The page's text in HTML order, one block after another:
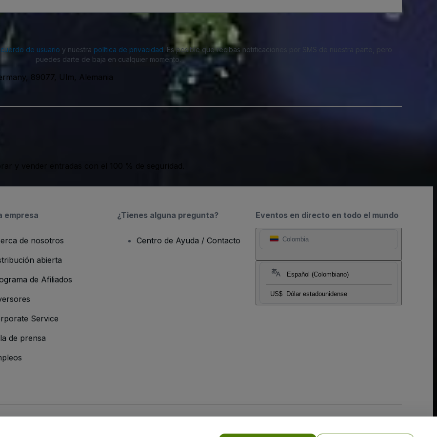
de usuario y nuestra política de privacidad. Es posible que recibas notificaciones por SMS de nuestra parte, pero
puedes darte de baja en cualquier momento.
89077, Ulm, Alemania
y vender entradas con el 100 % de seguridad.
Eventos en directo en todo el mundo
Colombia
Español (Colombiano)
US$ Dólar estadounidense
empresa
de nosotros
abierta
de Afiliados
Service
de prensa
¿Tienes alguna pregunta?
Centro de Ayuda / Contacto